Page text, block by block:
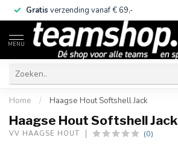
Gratis verzending vanaf € 69,-
MENU
Home / Haagse Hout Softshell Jack
Haagse Hout Softshell Jack
VV HAAGSE HOUT (0)